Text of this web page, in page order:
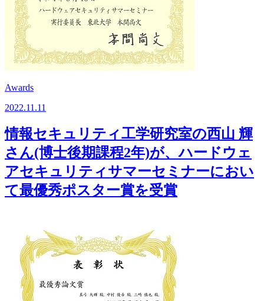
Awards
2022.11.11
情報セキュリティ工学研究室の西山 輝
さん(博士後期課程2年)が、ハードウェ
アセキュリティサマーセミナーにおい
て最優秀ポスター賞を受賞